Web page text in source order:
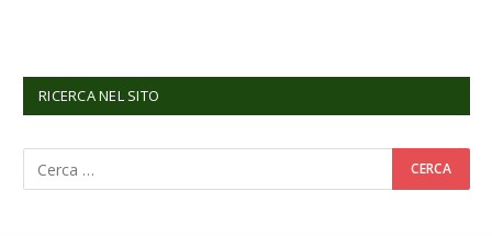
RICERCA NEL SITO